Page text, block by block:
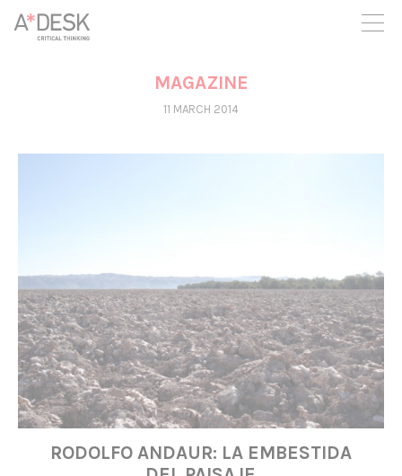
you believe in A*DESK, we need your backing to be able to
continue. You can now participate in the project by supporting
it. You can choose how much you want to contribute to the
You can decide how much you want to bring to the project.
MAGAZINE
11 MARCH 2014
RODOLFO ANDAUR: LA EMBESTIDA